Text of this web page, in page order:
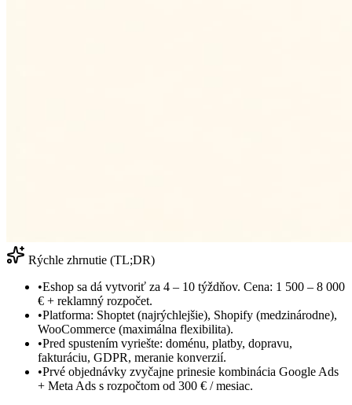
Rýchle zhrnutie (TL;DR)
•Eshop sa dá vytvoriť za 4 – 10 týždňov. Cena: 1 500 – 8 000
€ + reklamný rozpočet.
•Platforma: Shoptet (najrýchlejšie), Shopify (medzinárodne),
WooCommerce (maximálna flexibilita).
•Pred spustením vyriešte: doménu, platby, dopravu,
fakturáciu, GDPR, meranie konverzií.
•Prvé objednávky zvyčajne prinesie kombinácia Google Ads
+ Meta Ads s rozpočtom od 300 € / mesiac.